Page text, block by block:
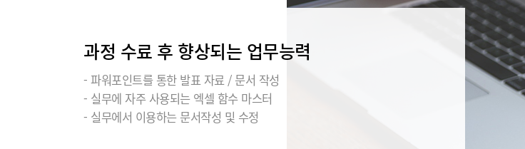
과정 수료 후 향상되는 업무능력
- 파워포인트를 통한 발표 자료 / 문서 작성
- 실무에 자주 사용되는 엑셀 함수 마스터
- 실무에서 이용하는 문서작성 및 수정